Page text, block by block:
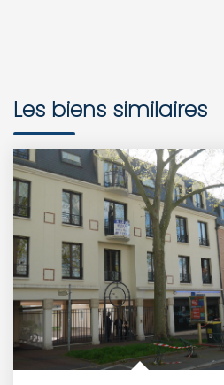
Les biens similaires